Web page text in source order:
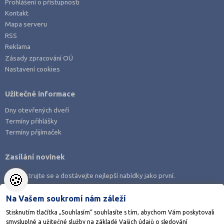
Prohlášení o přístupnosti
Kontakt
Mapa serveru
RSS
Reklama
Zásady zpracování OÚ
Nastavení cookies
Užitečné informace
Dny otevřených dveří
Termíny přihlášky
Termíny přijímaček
Zasílání novinek
Zaregistrujte se a dostávejte nejlepší nabídky jako první.
🍪
Na Vašem soukromí nám záleží
Stisknutím tlačítka „Souhlasím“ souhlasíte s tím, abychom Vám poskytovali
smysluplné a užitečné služby na základě Vašich údajů o sledování